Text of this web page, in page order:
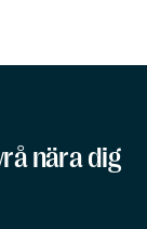
nära dig